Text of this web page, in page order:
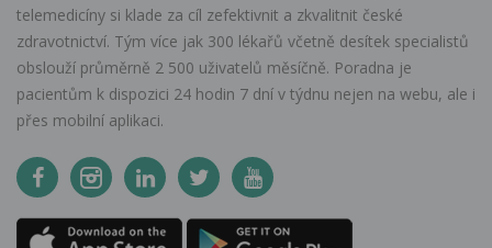
telemedicíny si klade za cíl zefektivnit a zkvalitnit české
zdravotnictví. Tým více jak 300 lékařů včetně desítek specialistů
obslouží průměrně 2 500 uživatelů měsíčně. Poradna je
pacientům k dispozici 24 hodin 7 dní v týdnu nejen na webu, ale i
přes mobilní aplikaci.